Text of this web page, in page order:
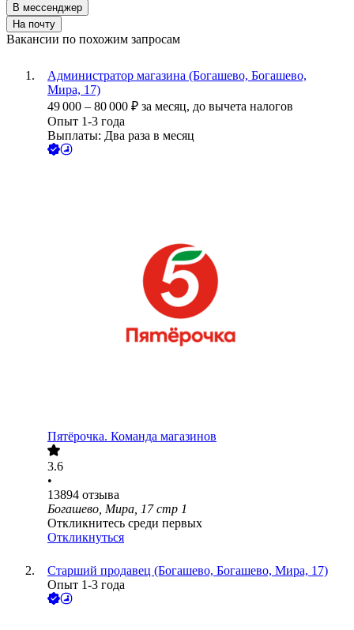
В мессенджер
На почту
Вакансии по похожим запросам
Администратор магазина (Богашево, Богашево,
Мира, 17)
49 000 – 80 000 ₽ за месяц, до вычета налогов
Опыт 1-3 года
Выплаты: Два раза в месяц
Пятёрочка. Команда магазинов
3.6
•
13894 отзыва
Богашево, Мира, 17 стр 1
Откликнитесь среди первых
Откликнуться
Старший продавец (Богашево, Богашево, Мира, 17)
Опыт 1-3 года